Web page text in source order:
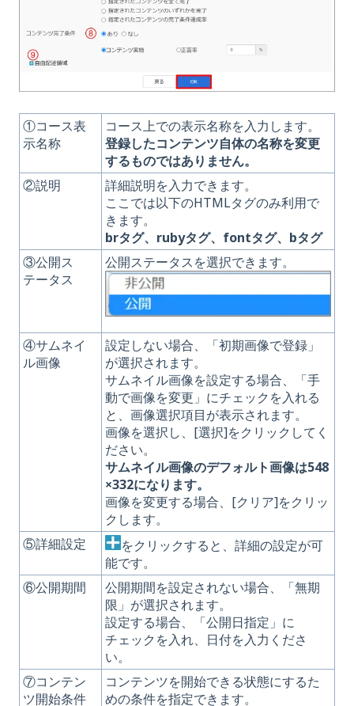
①コース表
示名称
コース上での表示名称を入力します。
登録したコンテンツ自体の名称を変更
するものではありません。
②説明
詳細説明を入力できます。
ここでは以下のHTMLタグのみ利用で
きます。
brタグ、rubyタグ、fontタグ、bタグ
③公開ス
テータス
公開ステータスを選択できます。
④サムネイ
ル画像
設定しない場合、「初期画像で登録」
が選択されます。
サムネイル画像を設定する場合、「手
動で画像を変更」にチェックを入れる
と、画像選択項目が表示されます。
画像を選択し、[選択]をクリックしてく
ださい。
サムネイル画像のデフォルト画像は548
×332になります。
画像を変更する場合、[クリア]をクリッ
クします。
⑤詳細設定
をクリックすると、詳細の設定が可
能です。
⑥公開期間
公開期間を設定されない場合、「無期
限」が選択されます。
設定する場合、「公開日指定」に
チェックを入れ、日付を入力くださ
い。
⑦コンテン
ツ開始条件
コンテンツを開始できる状態にするた
めの条件を指定できます。